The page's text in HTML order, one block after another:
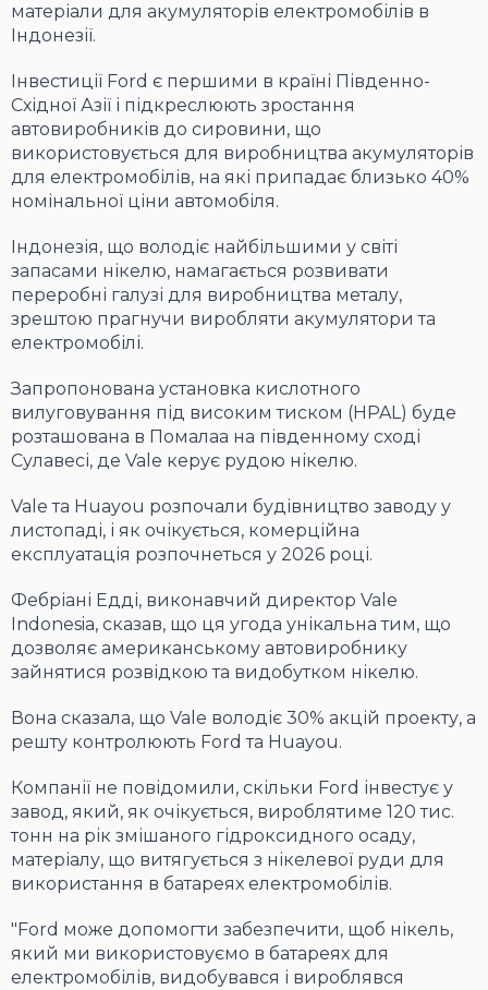
матеріали для акумуляторів електромобілів в
Індонезії.
Інвестиції Ford є першими в країні Південно-
Східної Азії і підкреслюють зростання
автовиробників до сировини, що
використовується для виробництва акумуляторів
для електромобілів, на які припадає близько 40%
номінальної ціни автомобіля.
Індонезія, що володіє найбільшими у світі
запасами нікелю, намагається розвивати
переробні галузі для виробництва металу,
зрештою прагнучи виробляти акумулятори та
електромобілі.
Запропонована установка кислотного
вилуговування під високим тиском (HPAL) буде
розташована в Помалаа на південному сході
Сулавесі, де Vale керує рудою нікелю.
Vale та Huayou розпочали будівництво заводу у
листопаді, і як очікується, комерційна
експлуатація розпочнеться у 2026 році.
Фебріані Едді, виконавчий директор Vale
Indonesia, сказав, що ця угода унікальна тим, що
дозволяє американському автовиробнику
зайнятися розвідкою та видобутком нікелю.
Вона сказала, що Vale володіє 30% акцій проекту, а
решту контролюють Ford та Huayou.
Компанії не повідомили, скільки Ford інвестує у
завод, який, як очікується, вироблятиме 120 тис.
тонн на рік змішаного гідроксидного осаду,
матеріалу, що витягується з нікелевої руди для
використання в батареях електромобілів.
"Ford може допомогти забезпечити, щоб нікель,
який ми використовуємо в батареях для
електромобілів, видобувався і вироблявся